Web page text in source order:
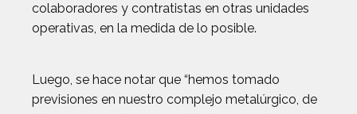
colaboradores y contratistas en otras unidades
operativas, en la medida de lo posible.
Luego, se hace notar que “hemos tomado
previsiones en nuestro complejo metalúrgico, de